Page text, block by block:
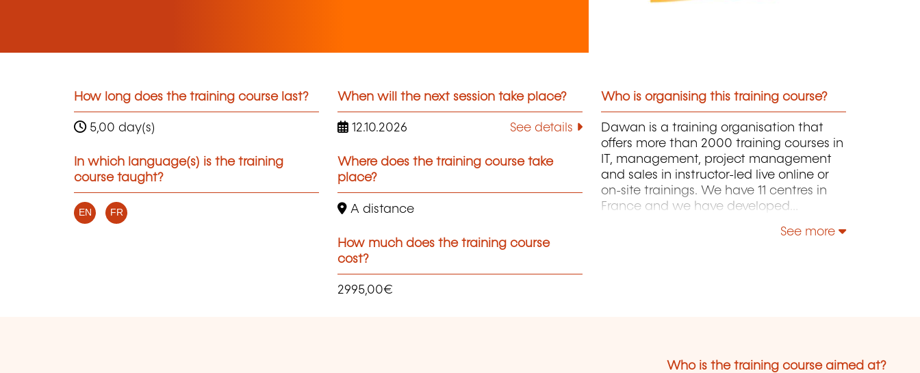
How long does the training course last?
5,00 day(s)
In which language(s) is the training
course taught?
EN FR
When will the next session take place?
12.10.2026 See details
Where does the training course take
place?
A distance
How much does the training course
cost?
2995,00€
Who is organising this training course?
Dawan is a training organisation that
offers more than 2000 training courses in
IT, management, project management
and sales in instructor-led live online or
on-site trainings. We have 11 centres in
France and we have developed
Brussels, Luxembourg and Geneva. Our
renewed, they are adapted to the
See more
Who is the training course aimed at?